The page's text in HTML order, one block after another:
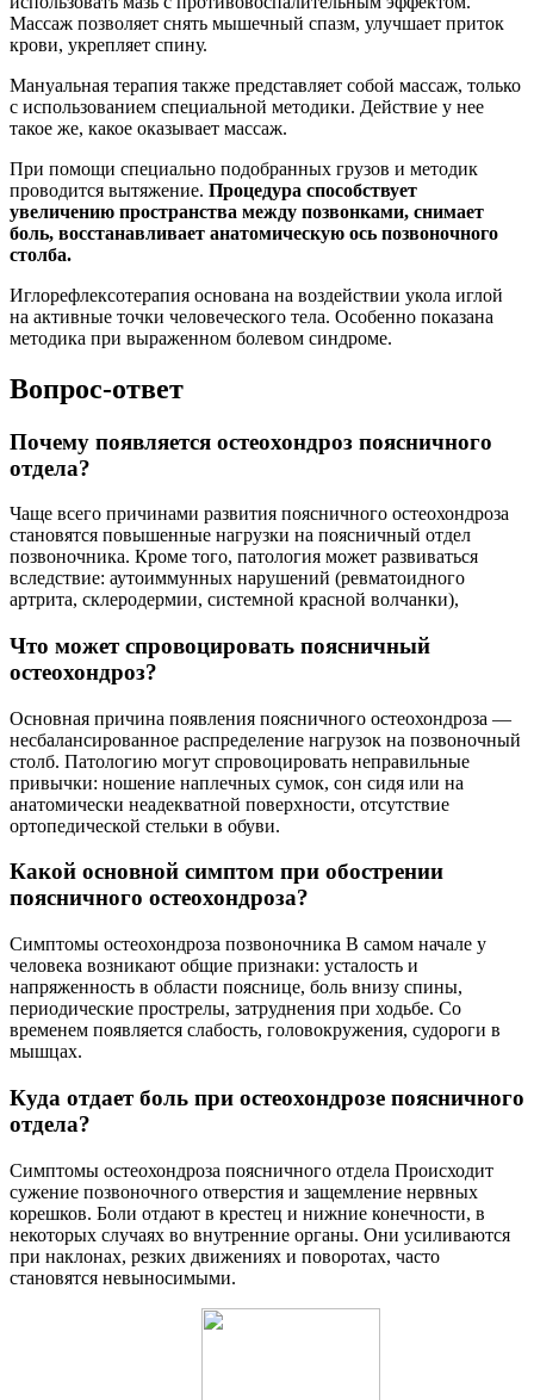
Массаж позволяет снять мышечный спазм, улучшает приток
крови, укрепляет спину.
Мануальная терапия также представляет собой массаж, только
с использованием специальной методики. Действие у нее
такое же, какое оказывает массаж.
При помощи специально подобранных грузов и методик
проводится вытяжение. Процедура способствует
увеличению пространства между позвонками, снимает
боль, восстанавливает анатомическую ось позвоночного
столба.
Иглорефлексотерапия основана на воздействии укола иглой
на активные точки человеческого тела. Особенно показана
методика при выраженном болевом синдроме.
Вопрос-ответ
Почему появляется остеохондроз поясничного
отдела?
Чаще всего причинами развития поясничного остеохондроза
становятся повышенные нагрузки на поясничный отдел
позвоночника. Кроме того, патология может развиваться
вследствие: аутоиммунных нарушений (ревматоидного
артрита, склеродермии, системной красной волчанки),
Что может спровоцировать поясничный
остеохондроз?
Основная причина появления поясничного остеохондроза —
несбалансированное распределение нагрузок на позвоночный
столб. Патологию могут спровоцировать неправильные
привычки: ношение наплечных сумок, сон сидя или на
анатомически неадекватной поверхности, отсутствие
ортопедической стельки в обуви.
Какой основной симптом при обострении
поясничного остеохондроза?
Симптомы остеохондроза позвоночника В самом начале у
человека возникают общие признаки: усталость и
напряженность в области пояснице, боль внизу спины,
периодические прострелы, затруднения при ходьбе. Со
временем появляется слабость, головокружения, судороги в
мышцах.
Куда отдает боль при остеохондрозе поясничного
отдела?
Симптомы остеохондроза поясничного отдела Происходит
сужение позвоночного отверстия и защемление нервных
корешков. Боли отдают в крестец и нижние конечности, в
некоторых случаях во внутренние органы. Они усиливаются
при наклонах, резких движениях и поворотах, часто
становятся невыносимыми.